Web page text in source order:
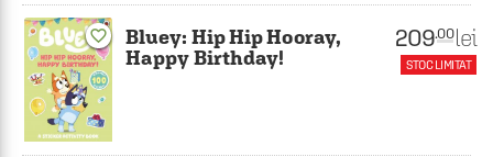
favorite_border
Bluey: Hip Hip Hooray,
Happy Birthday!
209.00 lei
STOC LIMITAT